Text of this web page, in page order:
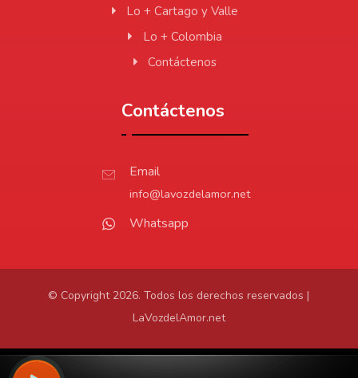
Lo + Cartago y Valle
Lo + Colombia
Contáctenos
Contáctenos
Email
info@lavozdelamor.net
Whatsapp
© Copyright 2026. Todos los derechos reservados |
LaVozdelAmor.net
Protección de Datos